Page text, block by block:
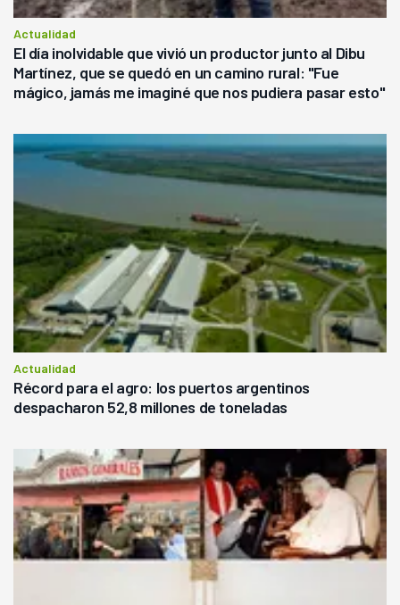
Actualidad
El día inolvidable que vivió un productor junto al Dibu
Martínez, que se quedó en un camino rural: "Fue
mágico, jamás me imaginé que nos pudiera pasar esto"
Actualidad
Récord para el agro: los puertos argentinos
despacharon 52,8 millones de toneladas